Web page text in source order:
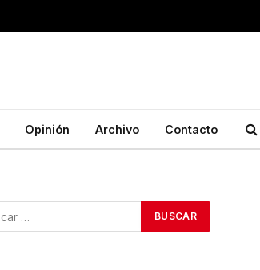
Opinión Archivo Contacto